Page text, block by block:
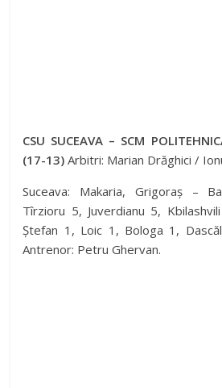
CSU SUCEAVA – SCM
(17-13) Arbitri: Marian Drăghici /
Suceava: Makaria, Grigoraș –
Tîrzioru 5, Juverdianu 5,
Ștefan 1, Loic 1, Bologa 1,
Antrenor: Petru Ghervan.